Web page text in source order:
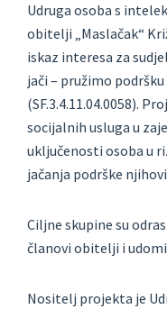
Udruga osoba s
obitelji „Maslačak“
iskaz interesa za
jači – pružimo
(SF.3.4.11.04.0058).
socijalnih usluga u
uključenosti osoba u
jačanja podrške
Ciljne skupine su
članovi obitelji i
Nositelj projekta je